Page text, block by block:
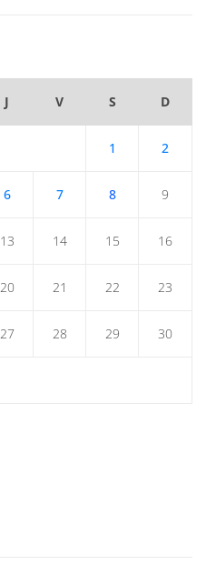
J V S D
1 2
6 7 8 9
13 14 15 16
20 21 22 23
27 28 29 30